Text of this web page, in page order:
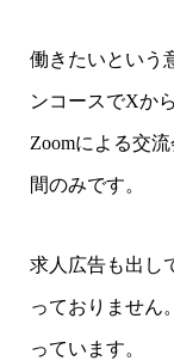
働きたいという
ンコースでXか
Zoomによる交
間のみです。
求人広告も出し
っておりません
っています。